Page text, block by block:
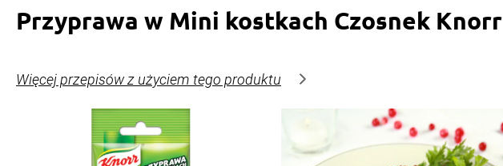
Przyprawa w Mini kostkach Czosnek Knorr
Więcej przepisów z użyciem tego produktu